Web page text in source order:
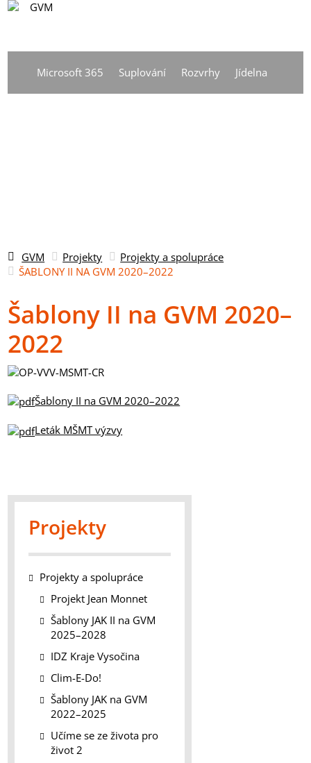
DE
Microsoft 365 Suplování Rozvrhy Jídelna
GVM Projekty
Projekty a spolupráce
ŠABLONY II NA GVM 2020–2022
Šablony II na GVM 2020–
2022
Šablony II na GVM 2020–2022
Leták MŠMT výzvy
Projekty
Projekty a spolupráce
Projekt Jean Monnet
Šablony JAK II na GVM
2025–2028
IDZ Kraje Vysočina
Clim-E-Do!
Šablony JAK na GVM
2022–2025
Učíme se ze života pro
život 2